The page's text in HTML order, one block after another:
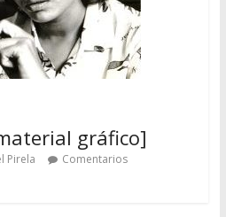
gráfico]
Pirela
Comentarios